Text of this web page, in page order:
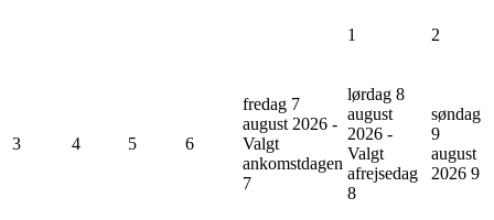
1 2
3 4 5 6
fredag 7
august 2026 -
Valgt
ankomstdagen
7
lørdag 8
august
2026 -
Valgt
afrejsedag
8
søndag
9
august
2026 9